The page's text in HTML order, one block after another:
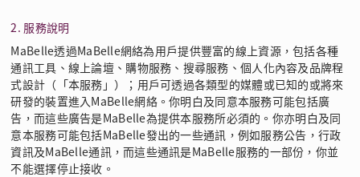
2. 服務說明
MaBelle透過MaBelle網絡為用戶提供豐富的線上資源，包括各種
通訊工具、線上論壇、購物服務、搜尋服務、個人化內容及品牌程
式設計（「本服務」）；用戶可透過各類型的媒體或已知的或將來
研發的裝置進入MaBelle網絡。你明白及同意本服務可能包括廣
告，而這些廣告是MaBelle為提供本服務所必須的。你亦明白及同
意本服務可能包括MaBelle發出的一些通訊，例如服務公告，行政
資訊及MaBelle通訊，而這些通訊是MaBelle服務的一部份，你並
不能選擇停止接收。